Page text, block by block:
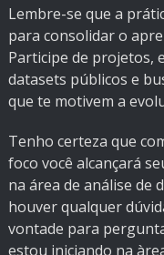
Lembre-se que a
para consolidar o
Participe de projetos,
datasets públicos e
que te motivem a
Tenho certeza que
foco você alcançará
na área de análise de
houver qualquer
vontade para
estou iniciando na